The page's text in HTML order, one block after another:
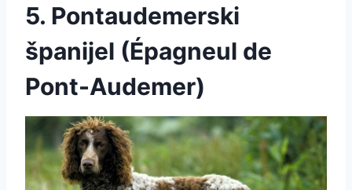
5. Pontaudemerski
španijel (Épagneul de
Pont-Audemer)